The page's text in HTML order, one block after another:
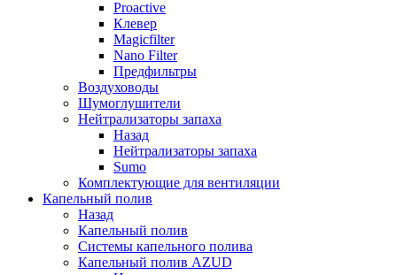
Proactive
Клевер
Magicfilter
Nano Filter
Предфильтры
Воздуховоды
Шумоглушители
Нейтрализаторы запаха
Назад
Нейтрализаторы запаха
Sumo
Комплектующие для вентиляции
Капельный полив
Назад
Капельный полив
Системы капельного полива
Капельный полив AZUD